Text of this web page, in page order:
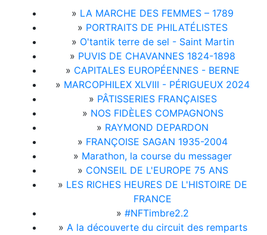
» LA MARCHE DES FEMMES – 1789
» PORTRAITS DE PHILATÉLISTES
» O'tantik terre de sel - Saint Martin
» PUVIS DE CHAVANNES 1824-1898
» CAPITALES EUROPÉENNES - BERNE
» MARCOPHILEX XLVIII - PÉRIGUEUX 2024
» PÂTISSERIES FRANÇAISES
» NOS FIDÈLES COMPAGNONS
» RAYMOND DEPARDON
» FRANÇOISE SAGAN 1935-2004
» Marathon, la course du messager
» CONSEIL DE L'EUROPE 75 ANS
» LES RICHES HEURES DE L'HISTOIRE DE
FRANCE
» #NFTimbre2.2
» A la découverte du circuit des remparts